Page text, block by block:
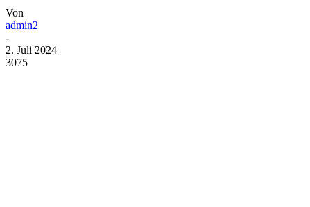
Von
admin2
-
2. Juli 2024
3075